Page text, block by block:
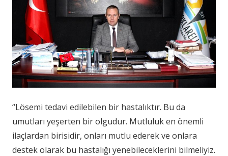
“Lösemi tedavi edilebilen bir hastalıktır. Bu da
umutları yeşerten bir olgudur. Mutluluk en önemli
ilaçlardan birisidir, onları mutlu ederek ve onlara
destek olarak bu hastalığı yenebileceklerini bilmeliyiz.